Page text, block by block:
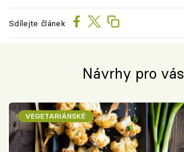
Sdílejte článek
Návrhy pro vás
VEGETARIÁNSKÉ